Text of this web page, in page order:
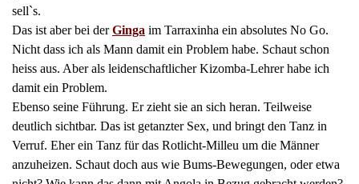
sell`s.
Das ist aber bei derGinga im Tarraxinha ein absolutes No Go.
Nicht dass ich als Mann damit ein Problem habe. Schaut schon
heiss aus. Aber als leidenschaftlicher Kizomba-Lehrer habe ich
damit ein Problem.
Ebenso seine Führung. Er zieht sie an sich heran. Teilweise
deutlich sichtbar. Das ist getanzter Sex, und bringt den Tanz in
Verruf. Eher ein Tanz für das Rotlicht-Milleu um die Männer
anzuheizen. Schaut doch aus wie Bums-Bewegungen, oder etwa